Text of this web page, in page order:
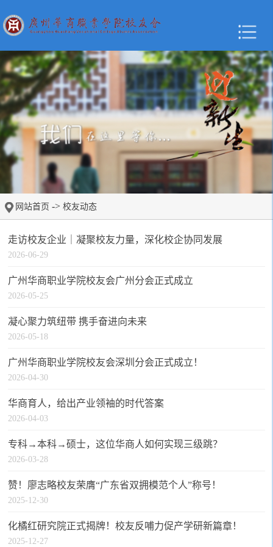
网站首页 -> 校友动态
走访校友企业｜凝聚校友力量，深化校企协同发展
2026-06-29
广州华商职业学院校友会广州分会正式成立
2026-05-25
凝心聚力筑纽带 携手奋进向未来
2026-05-18
广州华商职业学院校友会深圳分会正式成立！
2026-04-30
华商育人，给出产业领袖的时代答案
2026-04-03
专科→本科→硕士，这位华商人如何实现三级跳？
2026-03-28
赞！廖志略校友荣膺“广东省双拥模范个人”称号！
2025-12-30
化橘红研究院正式揭牌！校友反哺力促产学研新篇章！
2025-12-27